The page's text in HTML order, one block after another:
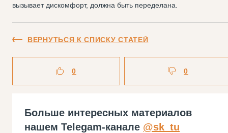
вызывает дискомфорт, должна быть переделана.
ВЕРНУТЬСЯ К СПИСКУ СТАТЕЙ
0 0
Больше интересных материалов
нашем Telegam-канале @sk_tu